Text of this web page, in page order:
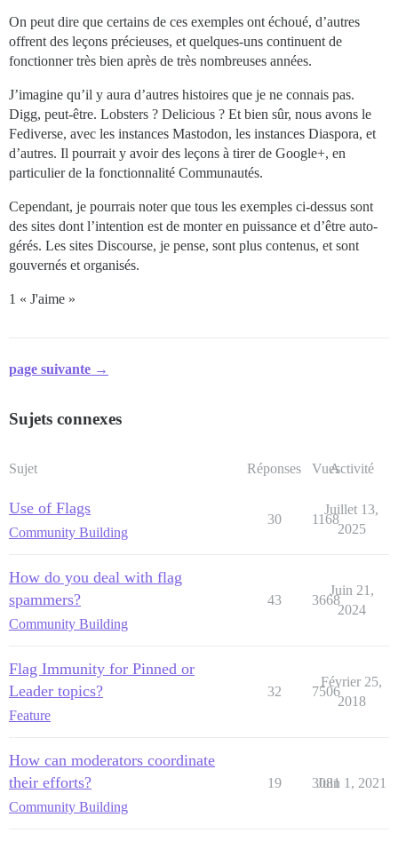
On peut dire que certains de ces exemples ont échoué, d’autres
offrent des leçons précieuses, et quelques-uns continuent de
fonctionner très bien après de très nombreuses années.
J’imagine qu’il y aura d’autres histoires que je ne connais pas.
Digg, peut-être. Lobsters ? Delicious ? Et bien sûr, nous avons le
Fediverse, avec les instances Mastodon, les instances Diaspora, et
d’autres. Il pourrait y avoir des leçons à tirer de Google+, en
particulier de la fonctionnalité Communautés.
Cependant, je pourrais noter que tous les exemples ci-dessus sont
des sites dont l’intention est de monter en puissance et d’être auto-
gérés. Les sites Discourse, je pense, sont plus contenus, et sont
gouvernés et organisés.
1 « J'aime »
page suivante →
Sujets connexes
Sujet Réponses VuesActivité
Use of Flags
Community Building
30 1168
Juillet 13,
2025
How do you deal with flag
spammers?
Community Building
43 3668
Juin 21,
2024
Flag Immunity for Pinned or
Leader topics?
Feature
32 7506
Février 25,
2018
How can moderators coordinate
their efforts?
Community Building
19 3081
Juin 1, 2021